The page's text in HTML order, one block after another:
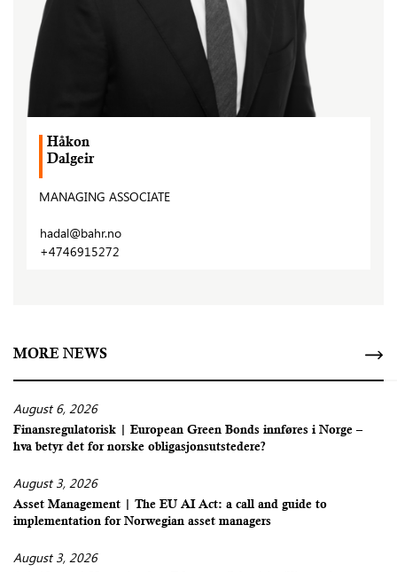
Håkon
Dalgeir
MANAGING ASSOCIATE
hadal@bahr.no
+4746915272
MORE NEWS
August 6, 2026
Finansregulatorisk | European Green Bonds innføres i Norge –
hva betyr det for norske obligasjonsutstedere?
August 3, 2026
Asset Management | The EU AI Act: a call and guide to
implementation for Norwegian asset managers
August 3, 2026